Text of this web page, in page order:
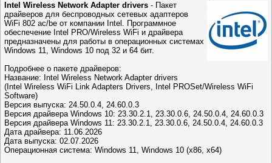
Intel Wireless Network Adapter drivers - Пакет
драйверов для беспроводных сетевых адаптеров
WiFi 802 ac/be от компании Intel. Программное
обеспечение Intel PRO/Wireless WiFi и драйвера
предназначены для работы в операционных системах
Windows 11, Windows 10 под 32 и 64 бит.
Подробнее о пакете драйверов:
Название: Intel Wireless Network Adapter drivers
(Intel Wireless WiFi Link Adapters Drivers, Intel PROSet/Wireless WiFi
Software)
Версия выпуска: 24.50.0.4, 24.60.0.3
Версия драйвера Windows 10: 23.30.2.1, 23.30.0.6, 24.50.0.4, 24.60.0.3
Версия драйвера Windows 11: 23.30.2.1, 23.30.0.6, 24.50.0.4, 24.60.0.3
Дата драйвера: 11.06.2026
Дата выпуска: 02.07.2026
Операционная система: Windows 11, Windows 10 (x86, x64)